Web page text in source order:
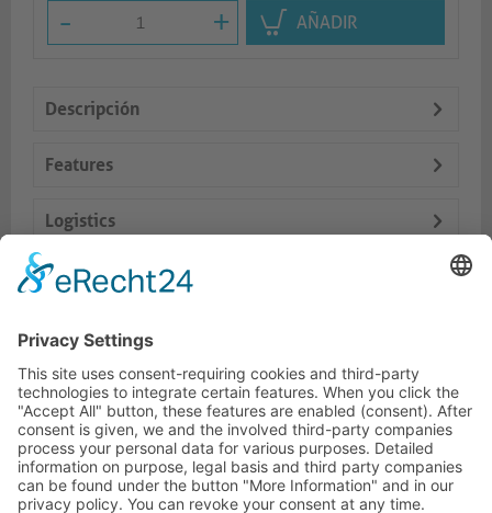
- + AÑADIR
Descripción
Features
Logistics
Dokumente
Productos similares
LÍNEA DIRECTA DE ASISTENCIA TÉCNICA
ONEAV.EU